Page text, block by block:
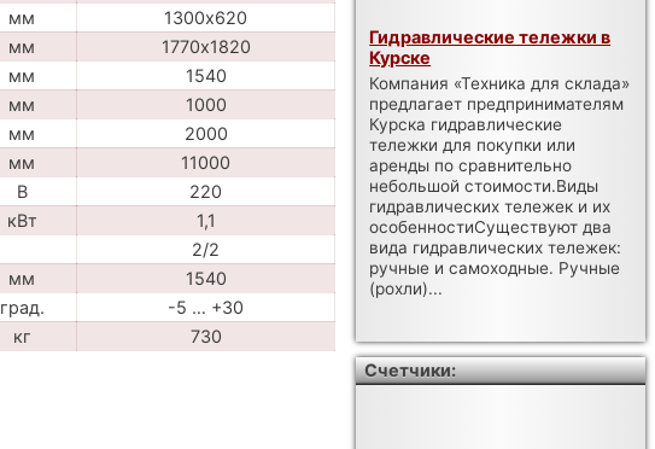
мм
1300х620
мм
1770х1820
мм
1540
мм
1000
мм
2000
мм
11000
В
220
кВт
1,1
2/2
мм
1540
град.
-5 … +30
кг 730
Гидравлические тележки в
Курске
Компания «Техника для склада»
предлагает предпринимателям
Курска гидравлические
тележки для покупки или
аренды по сравнительно
небольшой стоимости.Виды
гидравлических тележек и их
особенностиСуществуют два
вида гидравлических тележек:
ручные и самоходные. Ручные
(рохли)...
Счетчики: